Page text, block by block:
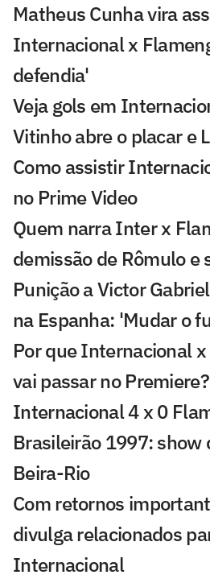
Matheus Cunha vira
Internacional x
defendia'
Veja gols em
Vitinho abre o placar e
Como assistir
no Prime Video
Quem narra Inter x
demissão de Rômulo e
Punição a Victor
na Espanha: 'Mudar o
Por que Internacional
vai passar no Premiere?
Internacional 4 x 0
Brasileirão 1997: show
Beira-Rio
Com retornos
divulga relacionados
Internacional